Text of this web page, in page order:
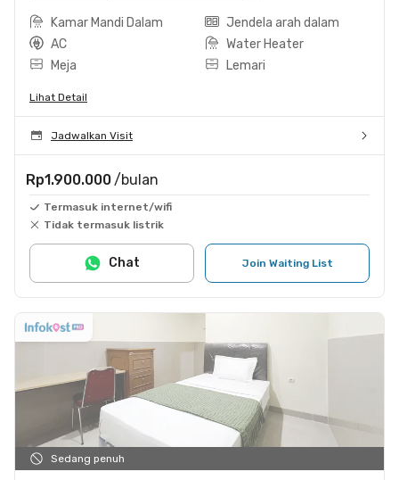
Kamar Mandi Dalam
Jendela arah dalam
AC
Water Heater
Meja
Lemari
Lihat Detail
Jadwalkan Visit
Rp1.900.000 /bulan
Termasuk internet/wifi
Tidak termasuk listrik
Join Waiting List
Chat
Sedang penuh